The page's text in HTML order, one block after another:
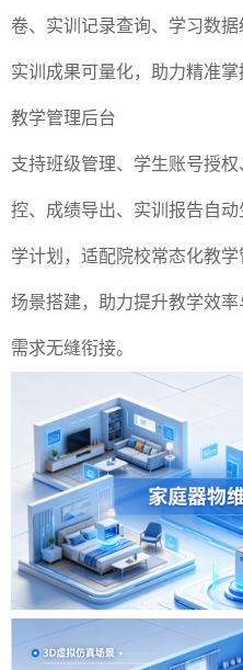
卷、实训记录查询、学习数据
实训成果可量化，助力精准掌
教学管理后台
支持班级管理、学生账号授
控、成绩导出、实训报告自
学计划，适配院校常态化教
场景搭建，助力提升教学效
需求无缝衔接。